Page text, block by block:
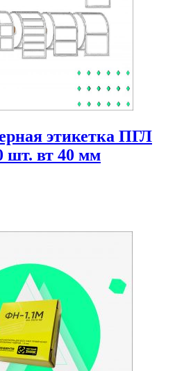
этикетка ПГЛ
шт. вт 40 мм